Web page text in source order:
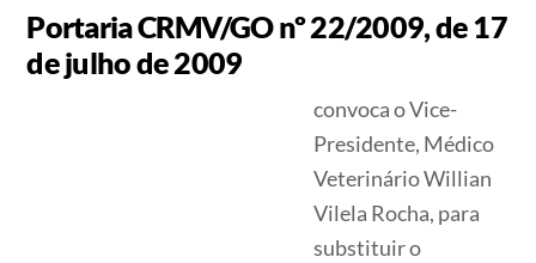
Portaria CRMV/GO nº 22/2009, de 17
de julho de 2009
convoca o Vice-
Presidente, Médico
Veterinário Willian
Vilela Rocha, para
substituir o